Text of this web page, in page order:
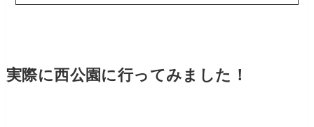
実際に西公園に行ってみました！